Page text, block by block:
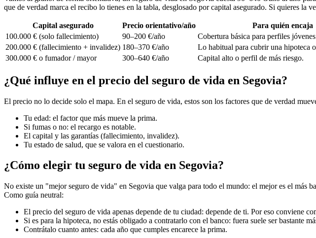
que de verdad marca el recibo lo tienes en la tabla, desglosado por capital asegurado. Si quieres la
Capital asegurado Precio orientativo/año
Para quién encaja
100.000 € (solo fallecimiento)
90–200 €/año
Cobertura básica para perfiles
200.000 € (fallecimiento + invalidez) 180–370 €/año
Lo habitual para cubrir una hipoteca
300.000 € o fumador / mayor
300–640 €/año Capital alto o perfil de más riesgo.
¿Qué influye en el precio del seguro de vida en Segovia?
El precio no lo decide solo el mapa. En el seguro de vida, estos son los factores que de verdad
Tu edad: el factor que más mueve la prima.
Si fumas o no: el recargo es notable.
El capital y las garantías (fallecimiento, invalidez).
Tu estado de salud, que se valora en el cuestionario.
¿Cómo elegir tu seguro de vida en Segovia?
No existe un "mejor seguro de vida" en Segovia que valga para todo el mundo: el mejor es el más
Como guía neutral:
El precio del seguro de vida apenas depende de tu ciudad: depende de ti. Por eso conviene
Si es para la hipoteca, no estás obligado a contratarlo con el banco: fuera suele ser bastante
Contrátalo cuanto antes: cada año que cumples encarece la prima.